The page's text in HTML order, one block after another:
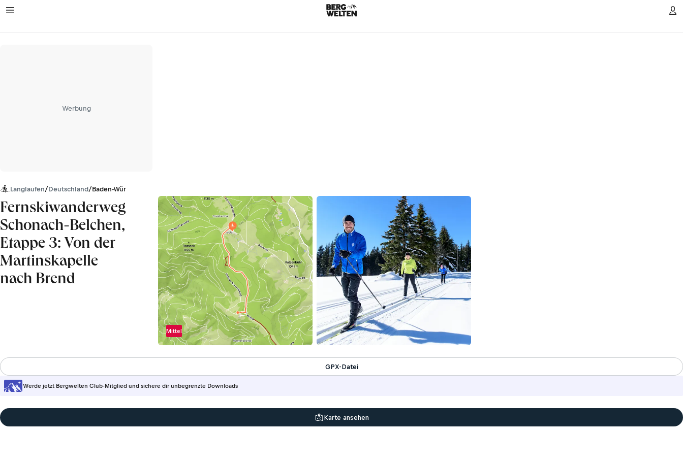
Werbung
Langlaufen/Deutschland/Baden-Württemberg
Fernskiwanderweg
Schonach-Belchen,
Etappe 3: Von der
Martinskapelle
nach Brend
Mittel
Werde jetzt Bergwelten Club-Mitglied und sichere dir unbegrenzte Downloads
GPX-Datei
Karte ansehen